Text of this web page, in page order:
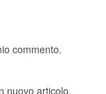
commento.
nuovo articolo.